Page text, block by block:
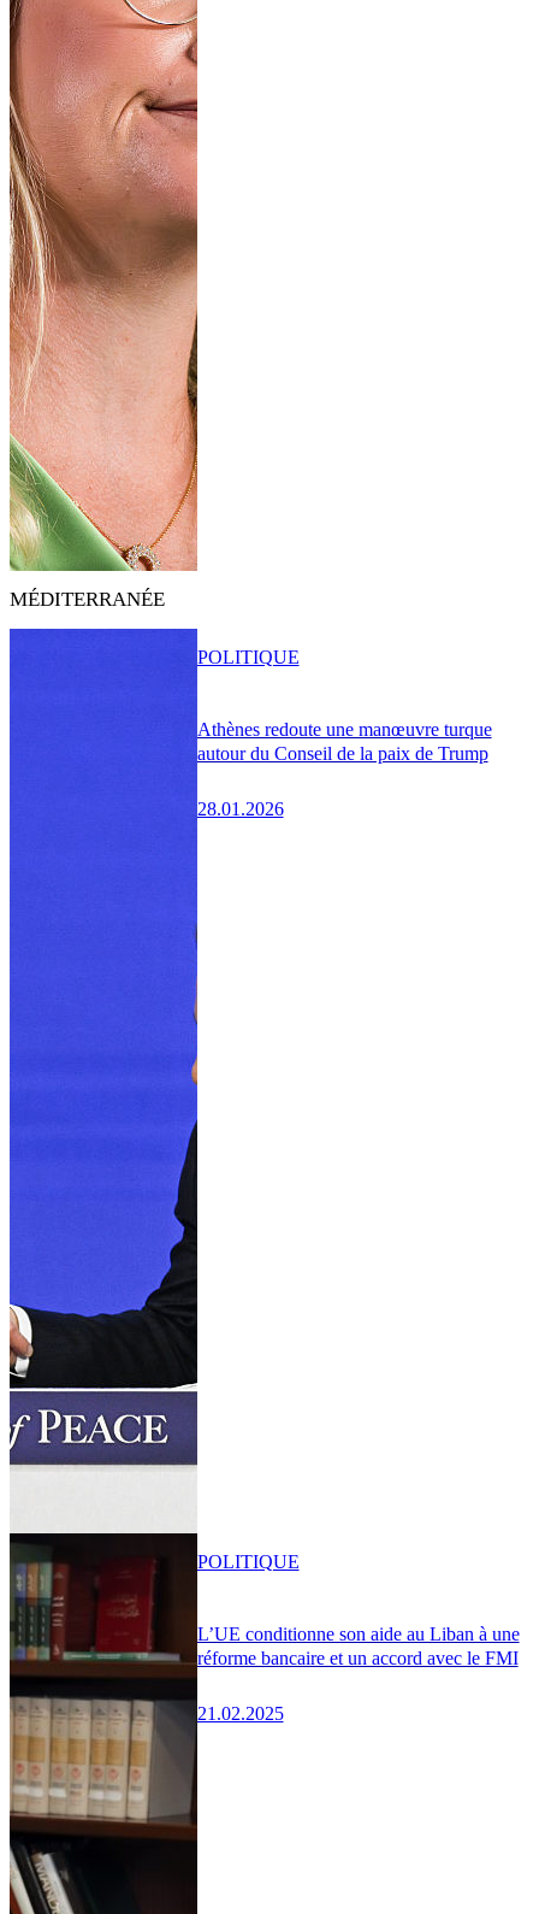
MÉDITERRANÉE
Athènes redoute une manœuvre turque
autour du Conseil de la paix de Trump
28.01.2026
POLITIQUE
L’UE conditionne son aide au Liban à une
réforme bancaire et un accord avec le FMI
21.02.2025
POLITIQUE